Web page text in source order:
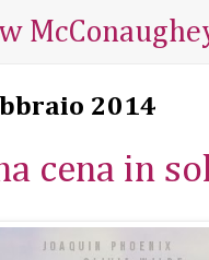
2014
cena in